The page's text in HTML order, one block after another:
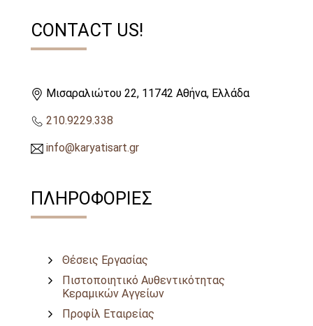
CONTACT US!
Μισαραλιώτου 22, 11742 Αθήνα, Ελλάδα
210.9229.338
info@karyatisart.gr
ΠΛΗΡΟΦΟΡΙΕΣ
Θέσεις Εργασίας
Πιστοποιητικό Αυθεντικότητας
Κεραμικών Αγγείων
Προφίλ Εταιρείας